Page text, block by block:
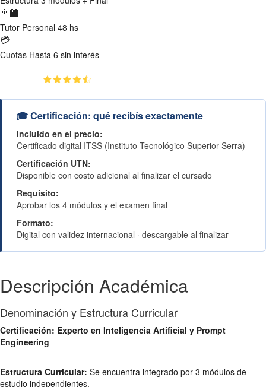
👨‍🏫
Tutor Personal 48 hs
💳
Cuotas Hasta 6 sin interés
🎓 Certificación: qué recibís exactamente
Incluido en el precio:
Certificado digital ITSS (Instituto Tecnológico Superior Serra)
Certificación UTN:
Disponible con costo adicional al finalizar el cursado
Requisito:
Aprobar los 4 módulos y el examen final
Formato:
Digital con validez internacional · descargable al finalizar
Descripción Académica
Denominación y Estructura Curricular
Certificación: Experto en Inteligencia Artificial y Prompt
Engineering
Estructura Curricular: Se encuentra integrado por 3 módulos de
estudio independientes.